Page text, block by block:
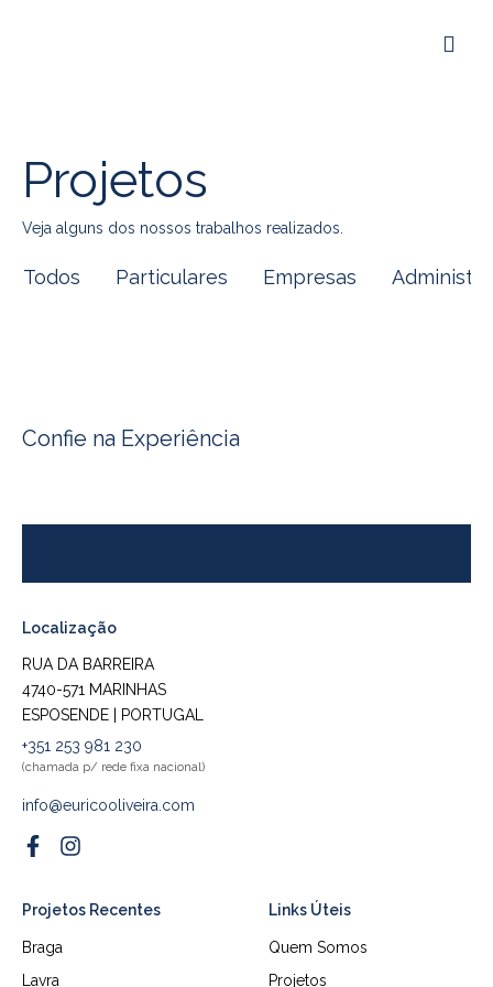
Projetos
Veja alguns dos nossos trabalhos realizados.
Todos Particulares Empresas
Confie na Experiência
Localização
RUA DA BARREIRA
4740-571 MARINHAS
ESPOSENDE | PORTUGAL
+351 253 981 230
(chamada p/ rede fixa nacional)
info@euricooliveira.com
Projetos Recentes
Braga
Lavra
Links Úteis
Quem Somos
Projetos